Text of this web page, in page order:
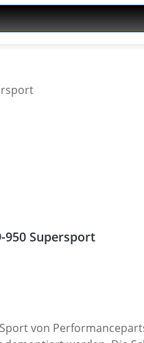
950 Supersport
von